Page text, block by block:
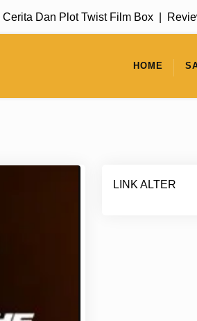
Dan Plot Twist Film Box |Review
HOME
LINK ALTER